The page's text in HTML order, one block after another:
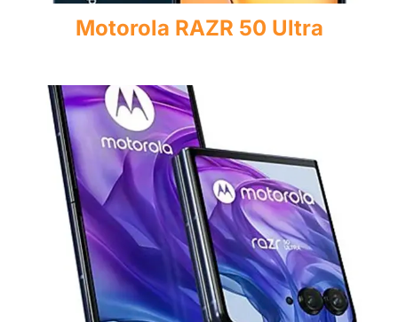
Motorola RAZR 50 Ultra